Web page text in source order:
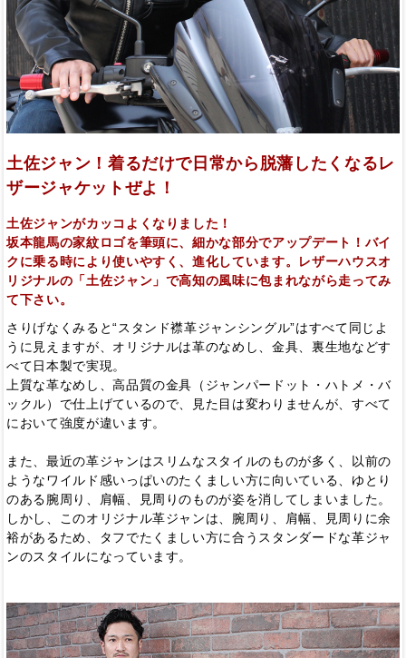
土佐ジャン！着るだけで日常から脱藩したくなるレ
ザージャケットぜよ！
土佐ジャンがカッコよくなりました！
坂本龍馬の家紋ロゴを筆頭に、細かな部分でアップデート！バイ
クに乗る時により使いやすく、進化しています。レザーハウスオ
リジナルの「土佐ジャン」で高知の風味に包まれながら走ってみ
て下さい。
さりげなくみると“スタンド襟革ジャンシングル”はすべて同じよ
うに見えますが、オリジナルは革のなめし、金具、裏生地などす
べて日本製で実現。
上質な革なめし、高品質の金具（ジャンパードット・ハトメ・バ
ックル）で仕上げているので、見た目は変わりませんが、すべて
において強度が違います。
また、最近の革ジャンはスリムなスタイルのものが多く、以前の
ようなワイルド感いっぱいのたくましい方に向いている、ゆとり
のある腕周り、肩幅、見周りのものが姿を消してしまいました。
しかし、このオリジナル革ジャンは、腕周り、肩幅、見周りに余
裕があるため、タフでたくましい方に合うスタンダードな革ジャ
ンのスタイルになっています。